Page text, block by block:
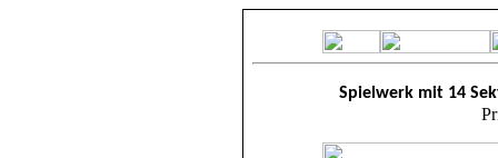
Spielwerk mit 14